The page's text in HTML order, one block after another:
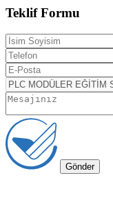
Teklif Formu
Gönder